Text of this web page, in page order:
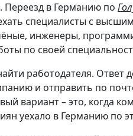
Переезд в Германию по
специалисты с
инженеры,
по своей
работодателя. Ответ
и отправить по
вариант – это, когда
уехало в Германию по